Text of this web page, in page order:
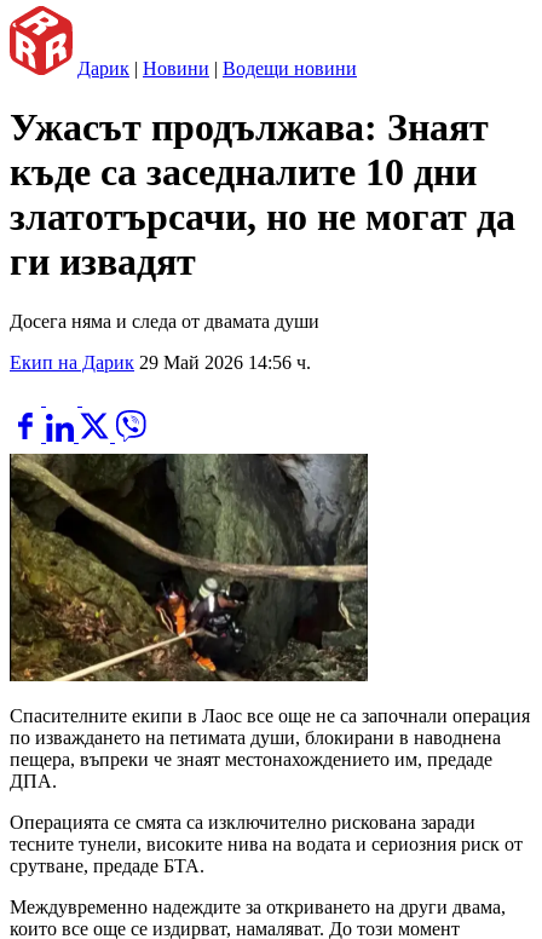
Дарик | Новини | Водещи новини
Ужасът продължава: Знаят
къде са заседналите 10 дни
златотърсачи, но не могат да
ги извадят
Досега няма и следа от двамата души
Екип на Дарик 29 Май 2026 14:56 ч.
Спасителните екипи в Лаос все още не са започнали операция
по изваждането на петимата души, блокирани в наводнена
пещера, въпреки че знаят местонахождението им, предаде
ДПА.
Операцията се смята са изключително рискована заради
тесните тунели, високите нива на водата и сериозния риск от
срутване, предаде БТА.
Междувременно надеждите за откриването на други двама,
които все още се издирват, намаляват. До този момент